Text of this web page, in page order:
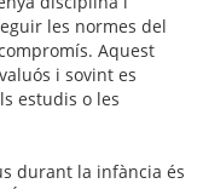
les normes del
Aquest
i sovint es
estudis o les
durant la infància és